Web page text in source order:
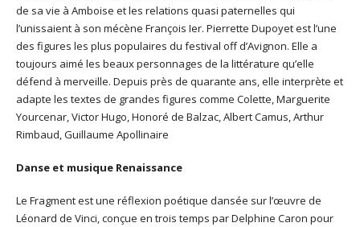
de sa vie à Amboise et les relations quasi paternelles qui
l’unissaient à son mécène François Ier. Pierrette Dupoyet est l’une
des figures les plus populaires du festival off d’Avignon. Elle a
toujours aimé les beaux personnages de la littérature qu’elle
défend à merveille. Depuis près de quarante ans, elle interprète et
adapte les textes de grandes figures comme Colette, Marguerite
Yourcenar, Victor Hugo, Honoré de Balzac, Albert Camus, Arthur
Rimbaud, Guillaume Apollinaire
Danse et musique Renaissance
Le Fragment est une réflexion poétique dansée sur l’œuvre de
Léonard de Vinci, conçue en trois temps par Delphine Caron pour